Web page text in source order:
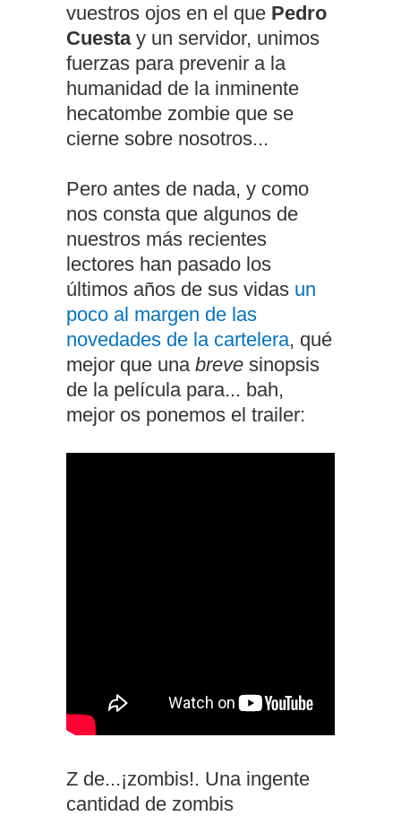
vuestros ojos en el que Pedro
Cuestay un servidor, unimos
fuerzas para prevenir a la
humanidad de la inminente
hecatombe zombie que se
cierne sobre nosotros...
Pero antes de nada, y como
nos consta que algunos de
nuestros más recientes
lectores han pasado los
últimos años de sus vidas un
poco al margen de las
novedades de la cartelera, qué
mejor que una breve sinopsis
de la película para... bah,
mejor os ponemos el trailer:
Z de...¡zombis!. Una ingente
cantidad de zombis